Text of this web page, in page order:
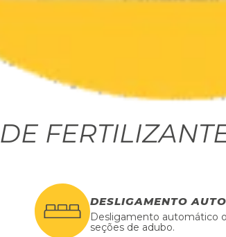
DE
DESLIGAMENTO
Desligamento automático
seções de adubo.